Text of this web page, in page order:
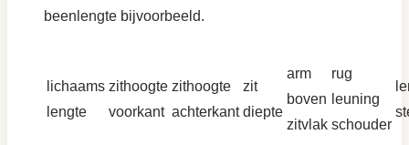
beenlengte bijvoorbeeld.
lichaams
lengte
zithoogte
voorkant
zithoogte
achterkant
zit
diepte
arm
boven
zitvlak
rug
leuning
schouder